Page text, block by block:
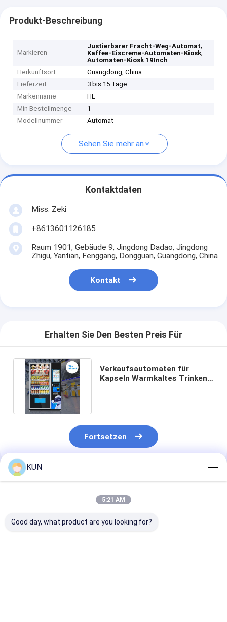
Produkt-Beschreibung
Markieren
Justierbarer Fracht-Weg-Automat,
Kaffee-Eiscreme-Automaten-Kiosk,
Automaten-Kiosk 19Inch
Herkunftsort
Guangdong, China
Lieferzeit
3 bis 15 Tage
Markenname
HE
Min Bestellmenge
1
Modellnummer
Automat
Sehen Sie mehr an
Kontaktdaten
Miss. Zeki
+8613601126185
Raum 1901, Gebäude 9, Jingdong Dadao, Jingdong
Zhigu, Yantian, Fenggang, Dongguan, Guangdong, China
Kontakt
Erhalten Sie Den Besten Preis Für
Verkaufsautomaten für
Kapseln Warmkaltes Trinken
Fortsetzen
Empfohlene Produkte
KUN
5:21 AM
Good day, what product are you looking for?